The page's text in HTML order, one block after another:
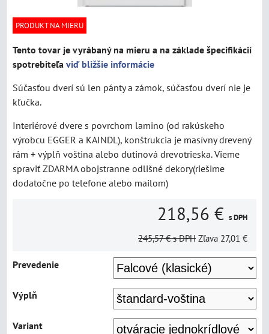
PRODUKT NA MIERU
Tento tovar je vyrábaný na mieru a na základe špecifikácií
spotrebiteľa viď bližšie informácie
Súčasťou dverí sú len pánty a zámok, súčasťou dverí nie je
kľučka.
Interiérové dvere s povrchom lamino (od rakúskeho
výrobcu EGGER a KAINDL), konštrukcia je masívny drevený
rám + výplň voština alebo dutinová drevotrieska. Vieme
spraviť ZDARMA obojstranne odlišné dekory(riešime
dodatočne po telefone alebo mailom)
218,56 € s DPH
245,57 € s DPH Zľava 27,01 €
Prevedenie
Výplň
Variant